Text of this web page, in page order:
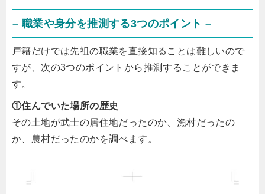
– 職業や身分を推測する3つのポイント –
戸籍だけでは先祖の職業を直接知ることは難しいので
すが、次の3つのポイントから推測することができま
す。
①住んでいた場所の歴史
その土地が武士の居住地だったのか、漁村だったの
か、農村だったのかを調べます。